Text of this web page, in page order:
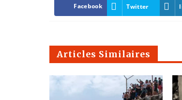
Facebook Twitter
Articles Similaires